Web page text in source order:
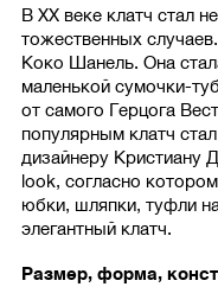
В XX веке клатч стал
тожественных
Коко Шанель. Она
маленькой сумочки-
от самого Герцога
популярным клатч
дизайнеру Кристиану
look, согласно
юбки, шляпки, туфли
элегантный клатч.
Размер, форма,